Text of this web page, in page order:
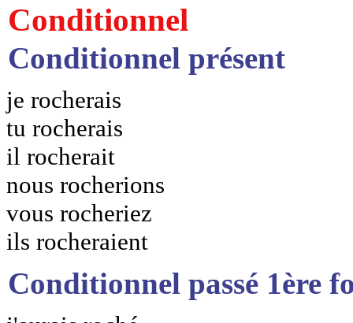
Conditionnel
Conditionnel présent
je rocherais
tu rocherais
il rocherait
nous rocherions
vous rocheriez
ils rocheraient
Conditionnel passé 1ère